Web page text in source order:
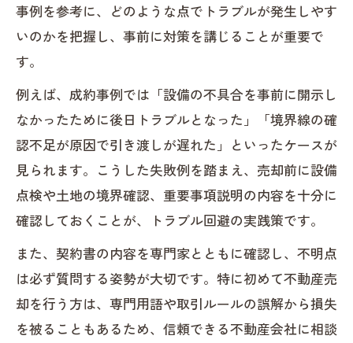
事例を参考に、どのような点でトラブルが発生しやす
いのかを把握し、事前に対策を講じることが重要で
す。
例えば、成約事例では「設備の不具合を事前に開示し
なかったために後日トラブルとなった」「境界線の確
認不足が原因で引き渡しが遅れた」といったケースが
見られます。こうした失敗例を踏まえ、売却前に設備
点検や土地の境界確認、重要事項説明の内容を十分に
確認しておくことが、トラブル回避の実践策です。
また、契約書の内容を専門家とともに確認し、不明点
は必ず質問する姿勢が大切です。特に初めて不動産売
却を行う方は、専門用語や取引ルールの誤解から損失
を被ることもあるため、信頼できる不動産会社に相談